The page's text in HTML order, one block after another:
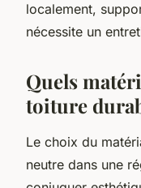
localement,
nécessite un
Quels
toiture
Le choix du
neutre dans une